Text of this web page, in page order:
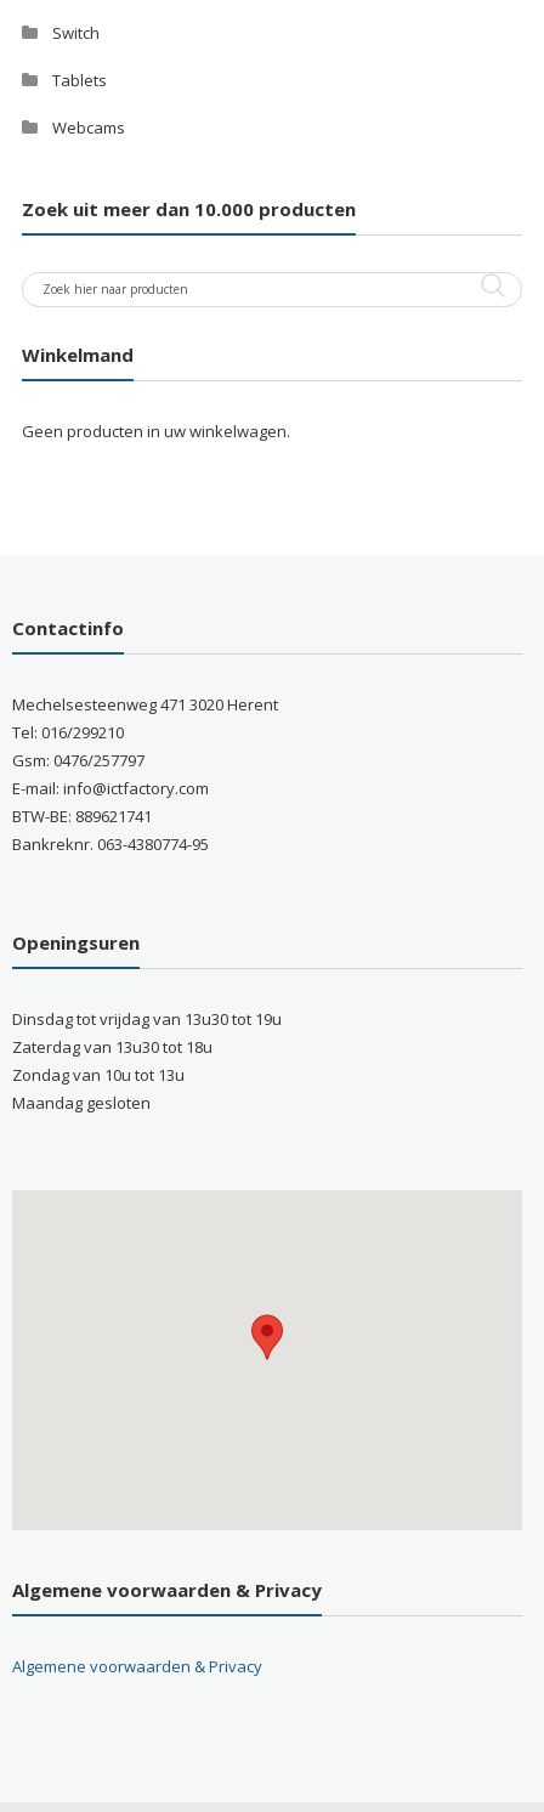
Switch
Tablets
Webcams
Zoek uit meer dan 10.000 producten
Winkelmand
Geen producten in uw winkelwagen.
Contactinfo
Mechelsesteenweg 471 3020 Herent
Tel: 016/299210
Gsm: 0476/257797
E-mail: info@ictfactory.com
BTW-BE: 889621741
Bankreknr. 063-4380774-95
Openingsuren
Dinsdag tot vrijdag van 13u30 tot 19u
Zaterdag van 13u30 tot 18u
Zondag van 10u tot 13u
Maandag gesloten
Algemene voorwaarden & Privacy
Algemene voorwaarden & Privacy